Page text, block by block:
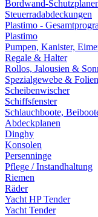
Bordwand-
Steuerradabdeckungen
Plastimo -
Plastimo
Pumpen, Kanister,
Regale & Halter
Rollos, Jalousien &
Spezialgewebe & Folien
Scheibenwischer
Schiffsfenster
Schlauchboote,
Abdeckplanen
Dinghy
Konsolen
Persenninge
Pflege / Instandhaltung
Riemen
Räder
Yacht HP Tender
Yacht Tender